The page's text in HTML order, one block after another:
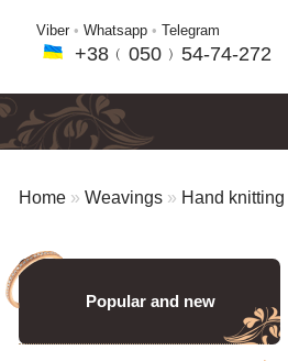
Viber • Whatsapp • Telegram
+38﹙ 050 ﹚54-74-272
+38(068) 97
Home » Weavings » Hand knitting
Popular and new